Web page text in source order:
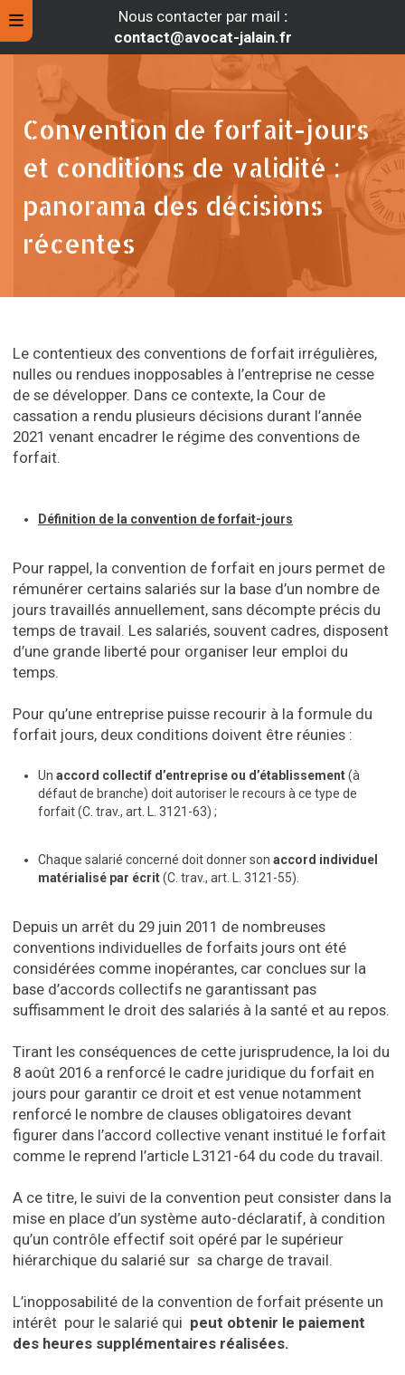
Nous contacter par mail :
contact@avocat-jalain.fr
Convention de forfait-jours
et conditions de validité :
panorama des décisions
récentes
Le contentieux des conventions de forfait irrégulières,
nulles ou rendues inopposables à l’entreprise ne cesse
de se développer. Dans ce contexte, la Cour de
cassation a rendu plusieurs décisions durant l’année
2021 venant encadrer le régime des conventions de
forfait.
Définition de la convention de forfait-jours
Pour rappel, la convention de forfait en jours permet de
rémunérer certains salariés sur la base d’un nombre de
jours travaillés annuellement, sans décompte précis du
temps de travail. Les salariés, souvent cadres, disposent
d’une grande liberté pour organiser leur emploi du
temps.
Pour qu’une entreprise puisse recourir à la formule du
forfait jours, deux conditions doivent être réunies :
Un accord collectif d’entreprise ou d’établissement(à
défaut de branche) doit autoriser le recours à ce type de
forfait (C. trav., art. L. 3121-63) ;
Chaque salarié concerné doit donner son accord individuel
matérialisé par écrit(C. trav., art. L. 3121-55).
Depuis un arrêt du 29 juin 2011 de nombreuses
conventions individuelles de forfaits jours ont été
considérées comme inopérantes, car conclues sur la
base d’accords collectifs ne garantissant pas
suffisamment le droit des salariés à la santé et au repos.
Tirant les conséquences de cette jurisprudence, la loi du
8 août 2016 a renforcé le cadre juridique du forfait en
jours pour garantir ce droit et est venue notamment
renforcé le nombre de clauses obligatoires devant
figurer dans l’accord collective venant institué le forfait
comme le reprend l’article L3121-64 du code du travail.
A ce titre, le suivi de la convention peut consister dans la
mise en place d’un système auto-déclaratif, à condition
qu’un contrôle effectif soit opéré par le supérieur
hiérarchique du salarié sur sa charge de travail.
L’inopposabilité de la convention de forfait présente un
intérêt pour le salarié qui peut obtenir le paiement
des heures supplémentaires réalisées.